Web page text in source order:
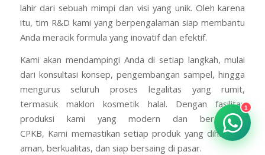
lahir dari sebuah mimpi dan visi yang unik. Oleh karena
itu, tim R&D kami yang berpengalaman siap membantu
Anda meracik formula yang inovatif dan efektif.
Kami akan mendampingi Anda di setiap langkah, mulai
dari konsultasi konsep, pengembangan sampel, hingga
mengurus seluruh proses legalitas yang rumit,
termasuk maklon kosmetik halal. Dengan fasilitas
produksi kami yang modern dan berstandar
CPKB, Kami memastikan setiap produk yang dihasilkan
aman, berkualitas, dan siap bersaing di pasar.
1